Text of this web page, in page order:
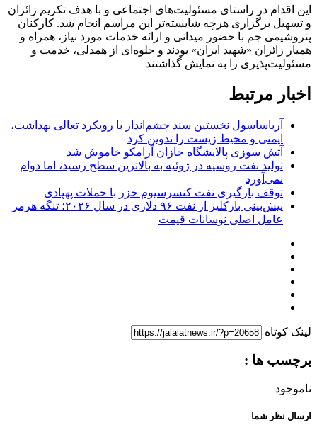
این اقدام در راستای مسئولیت‌های اجتماعی و با هدف تکریم زائران
و تسهیل برگزاری هرچه شایسته‌تر این مراسم انجام شد. کارکنان
پتروشیمی جم با حضور میدانی و ارائه خدمات مورد نیاز، همراه و
همیار زائران «شهید ایران» بودند و جلوه‌ای از همدلی، خدمت و
مسئولیت‌پذیری را به نمایش گذاشتند
اخبار مرتبط
آریاساسول نخستین سند چشم‌انداز با رویکرد تعالی بهداشت،
ایمنی و محیط زیست را تدوین کرد
آتش‌ سوزی پالایشگاه جازان آرامکو خاموش شد
تولید نفت روسیه در ژوئیه به بالاترین سطح رسید، اما دوام
نمی‌آورد
توقف بارگیری نفت کنسرسیوم خزر با حملات پهپادی
پیش‌بینی بارکلیز از نفت ۹۶ دلاری در سال ۲۰۲۶؛ تنگه هرمز
عامل اصلی نوسانات قیمت
لینک کوتاه
برچسب ها :
ناموجود
ارسال نظر شما